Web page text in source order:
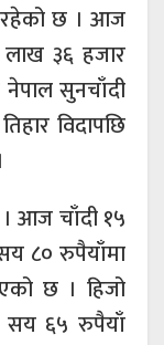
रहेको छ । आज
३६ हजार
सुनचाँदी
विदापछि
आज चाँदी १५
८० रुपैयाँमा
छ । हिजो
सय ६५ रुपैयाँ